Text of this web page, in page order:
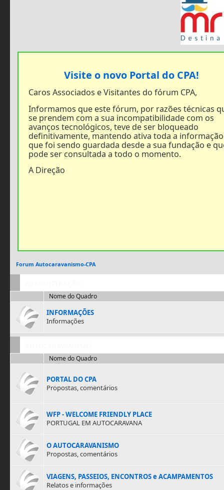
Visite o novo Portal do CPA!
Caros Associados e Visitantes do fórum CPA,
Informamos que este fórum, por razões técnicas
se prendem com a sua incompatibilidade com os
avanços tecnológicos, teve de ser bloqueado
definitivamente, mantendo ativa toda a informação
que foi sendo guardada desde a sua fundação e
pode ser consultada a todo o momento.
A Direção
Forum Autocaravanismo-CPA
Nome do Quadro
INFORMAÇÕES
Informações
Nome do Quadro
PORTAL DO CPA
Propostas, comentários
WFP - WELCOME FRIENDLY PLACE
PORTUGAL EM AUTOCARAVANA
O AUTOCARAVANISMO
Propostas, comentários
VIAGENS, PASSEIOS, ENCONTROS e ACAMPAMENTOS
Relatos e informações